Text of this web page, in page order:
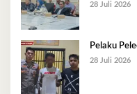
28 Juli 2026
Pelaku
28 Juli 2026